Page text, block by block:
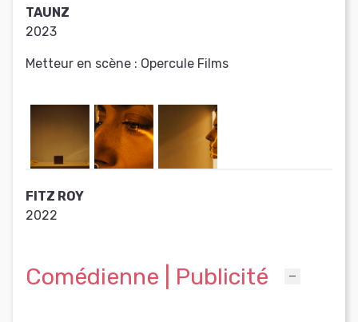
TAUNZ
2023
Metteur en scène : Opercule Films
FITZ ROY
2022
Comédienne | Publicité